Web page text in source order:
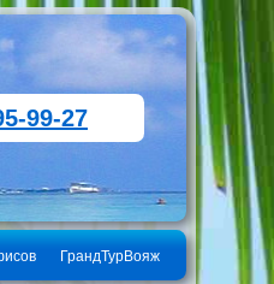
99-27
ГрандТурВояж